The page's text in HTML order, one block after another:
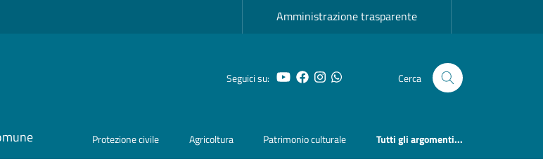
Amministrazione trasparente
Seguici su: YouTube
Facebook
Instagram
Whatsapp Cerca
Protezione civile Agricoltura Patrimonio culturale Tutti gli argomenti...